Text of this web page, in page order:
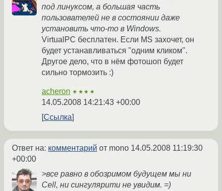
под линуксом, а большая часть
пользователей не в состоянии даже
установить что-то в Windows.
VirtualPC бесплатен. Если MS захочет, он
будет устанавливаться "одним кликом".
Другое дело, что в нём фотошоп будет
сильно тормозить :)
acheron ★★★★
14.05.2008 14:21:43 +00:00
Ссылка
Ответ на: комментарий от mono 14.05.2008 11:19:30
+00:00
>все равно в обозримом будущем мы ни
Cell, ни сингулярити не увидим. =)